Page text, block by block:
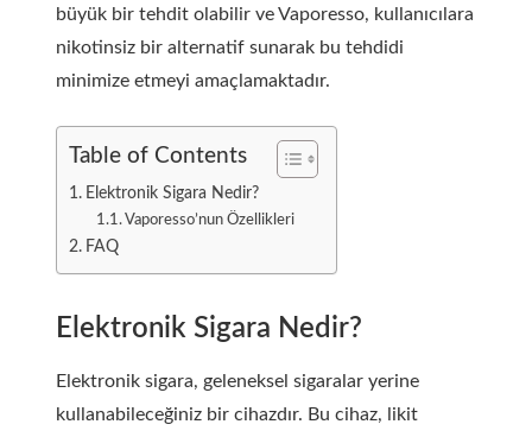
büyük bir tehdit olabilir ve Vaporesso, kullanıcılara
nikotinsiz bir alternatif sunarak bu tehdidi
minimize etmeyi amaçlamaktadır.
Table of Contents
Elektronik Sigara Nedir?
Vaporesso’nun Özellikleri
FAQ
Elektronik Sigara Nedir?
Elektronik sigara, geleneksel sigaralar yerine
kullanabileceğiniz bir cihazdır. Bu cihaz, likit